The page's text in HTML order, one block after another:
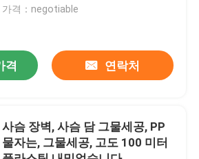
요
물세공
가격：negotiable
격 연락처
사슴 장벽, 사슴 담 그물세공, PP
물자는, 그물세공, 고도 100 미터